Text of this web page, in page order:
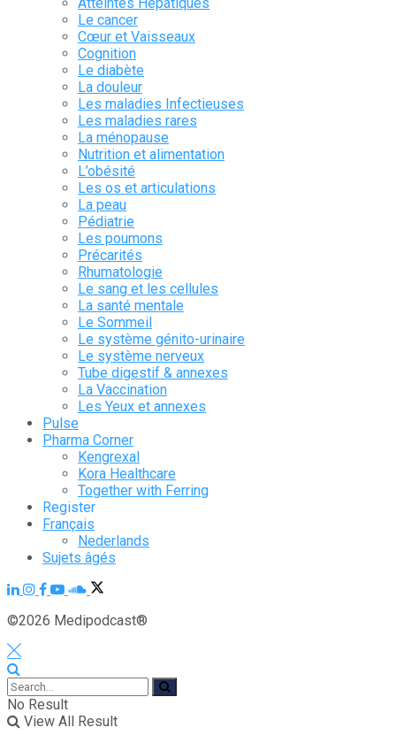
Atteintes Hépatiques
Le cancer
Cœur et Vaisseaux
Cognition
Le diabète
La douleur
Les maladies Infectieuses
Les maladies rares
La ménopause
Nutrition et alimentation
L’obésité
Les os et articulations
La peau
Pédiatrie
Les poumons
Précarités
Rhumatologie
Le sang et les cellules
La santé mentale
Le Sommeil
Le système génito-urinaire
Le système nerveux
Tube digestif & annexes
La Vaccination
Les Yeux et annexes
Pulse
Pharma Corner
Kengrexal
Kora Healthcare
Together with Ferring
Register
Français
Nederlands
Sujets âgés
©2026 Medipodcast®
No Result
View All Result